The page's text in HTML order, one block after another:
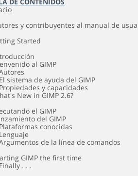
y contribuyentes al manual de
Started
al GIMP
sistema de ayuda del GIMP
y capacidades
New in GIMP 2.6?
el GIMP
del GIMP
conocidas
de la línea de comandos
GIMP the first time
. . .